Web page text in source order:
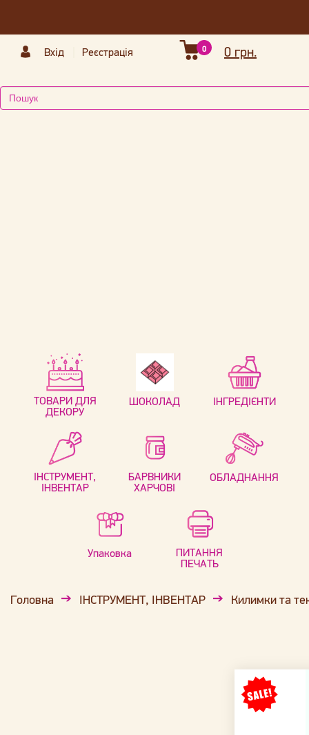
Вхід Реєстрація 0 грн.
0
ТОВАРИ ДЛЯ
ДЕКОРУ
ШОКОЛАД ІНГРЕДІЄНТИ
ІНСТРУМЕНТ,
ІНВЕНТАР
БАРВНИКИ
ХАРЧОВІ
ОБЛАДНАННЯ
Упаковка
ПИТАННЯ
ПЕЧАТЬ
Головна ІНСТРУМЕНТ, ІНВЕНТАР Килимки та